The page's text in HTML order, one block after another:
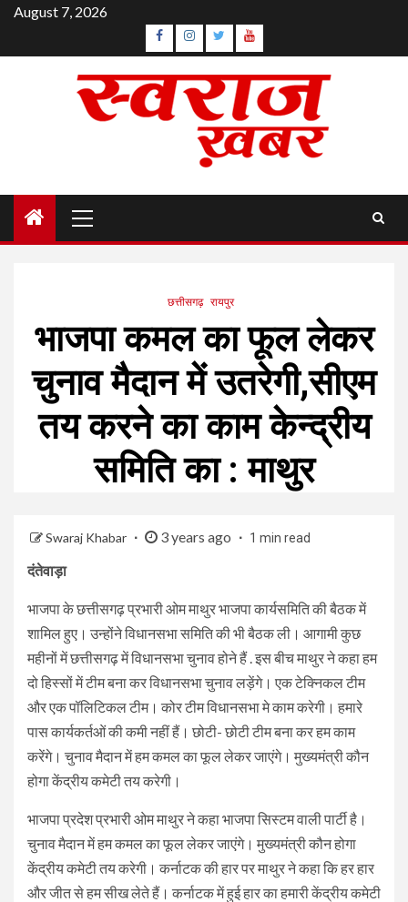
Skip
content
August 7, 2026
Facebook
Instagram
TwitterYouTube
Menu
छत्तीसगढ़ रायपुर
भाजपा कमल का फूल लेकर
चुनाव मैदान में उतरेगी,सीएम
तय करने का काम केन्द्रीय
समिति का : माथुर
Swaraj Khabar 3 years ago 1 min read
दंतेवाड़ा
भाजपा के छत्तीसगढ़ प्रभारी ओम माथुर भाजपा कार्यसमिति की बैठक में
शामिल हुए। उन्होंने विधानसभा समिति की भी बैठक ली। आगामी कुछ
महीनों में छत्तीसगढ़ में विधानसभा चुनाव होने हैं . इस बीच माथुर ने कहा हम
दो हिस्सों में टीम बना कर विधानसभा चुनाव लड़ेंगे। एक टेक्निकल टीम
और एक पॉलिटिकल टीम। कोर टीम विधानसभा मे काम करेगी। हमारे
पास कार्यकर्तओं की कमी नहीं हैं। छोटी- छोटी टीम बना कर हम काम
करेंगे। चुनाव मैदान में हम कमल का फूल लेकर जाएंगे। मुख्यमंत्री कौन
होगा केंद्रीय कमेटी तय करेगी।
भाजपा प्रदेश प्रभारी ओम माथुर ने कहा भाजपा सिस्टम वाली पार्टी है।
चुनाव मैदान में हम कमल का फूल लेकर जाएंगे। मुख्यमंत्री कौन होगा
केंद्रीय कमेटी तय करेगी। कर्नाटक की हार पर माथुर ने कहा कि हर हार
और जीत से हम सीख लेते हैं। कर्नाटक में हुई हार का हमारी केंद्रीय कमेटी